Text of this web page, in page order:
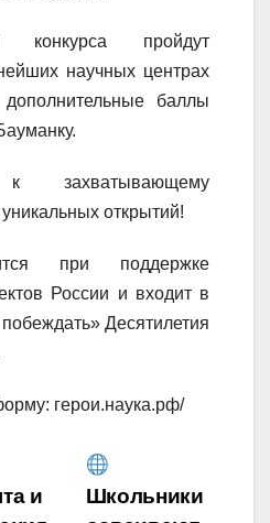
конкурса пройдут
научных центрах
баллы
к захватывающему
открытий!
при поддержке
России и входит в
Десятилетия
герои.наука.рф/
Школьники
и